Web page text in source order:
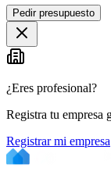
+
−
Pedir presupuesto
¿Eres profesional?
Registra tu empresa
Registrar mi empresa